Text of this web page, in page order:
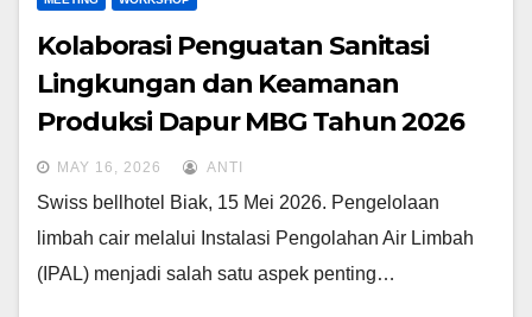
Kolaborasi Penguatan Sanitasi
Lingkungan dan Keamanan
Produksi Dapur MBG Tahun 2026
MAY 16, 2026 ANTI
Swiss bellhotel Biak, 15 Mei 2026. Pengelolaan
limbah cair melalui Instalasi Pengolahan Air Limbah
(IPAL) menjadi salah satu aspek penting…